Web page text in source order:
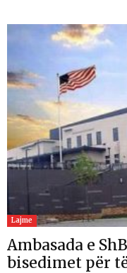
Lajme
Ambasada e
bisedimet për